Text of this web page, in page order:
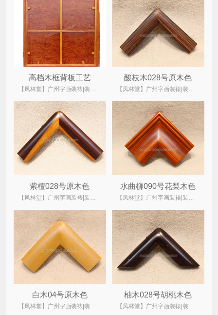
高档木框背板工艺
【凤林堂】广州字画装裱|装裱店|裱画|书画装裱|国画装裱
酸枝木028号原木色
【凤林堂】广州字画装裱|装裱店|裱画|书画装裱|国画装裱
紫檀028号原木色
【凤林堂】广州字画装裱|装裱店|裱画|书画装裱|国画装裱
水曲柳090号花梨木色
【凤林堂】广州字画装裱|装裱店|裱画|书画装裱|国画装裱
白木04号原木色
【凤林堂】广州字画装裱|装裱店|裱画|书画装裱|国画装裱
柚木028号胡桃木色
【凤林堂】广州字画装裱|装裱店|裱画|书画装裱|国画装裱